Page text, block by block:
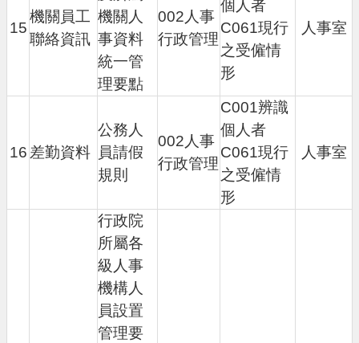
15
機關員工
聯絡資訊
機關人
事資料
統一管
理要點
002人事
行政管理
個人者
C061現行
之受僱情
形
人事室
16 差勤資料
公務人
員請假
規則
002人事
行政管理
C001辨識
個人者
C061現行
之受僱情
形
人事室
行政院
所屬各
級人事
機構人
員設置
管理要